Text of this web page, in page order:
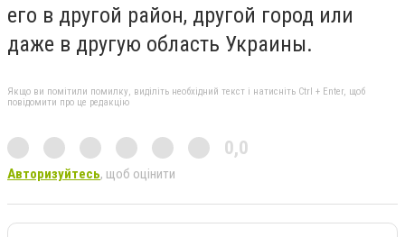
его в другой район, другой город или
даже в другую область Украины.
Якщо ви помітили помилку, виділіть необхідний текст і натисніть Ctrl + Enter, щоб
повідомити про це редакцію
0,0
Авторизуйтесь, щоб оцінити